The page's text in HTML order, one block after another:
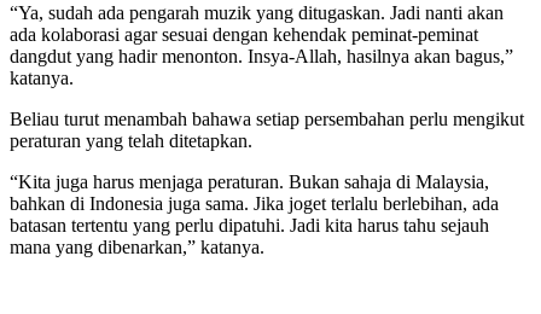
“Ya, sudah ada pengarah muzik yang ditugaskan. Jadi nanti akan
ada kolaborasi agar sesuai dengan kehendak peminat-peminat
dangdut yang hadir menonton. Insya-Allah, hasilnya akan bagus,”
katanya.
Beliau turut menambah bahawa setiap persembahan perlu mengikut
peraturan yang telah ditetapkan.
“Kita juga harus menjaga peraturan. Bukan sahaja di Malaysia,
bahkan di Indonesia juga sama. Jika joget terlalu berlebihan, ada
batasan tertentu yang perlu dipatuhi. Jadi kita harus tahu sejauh
mana yang dibenarkan,” katanya.